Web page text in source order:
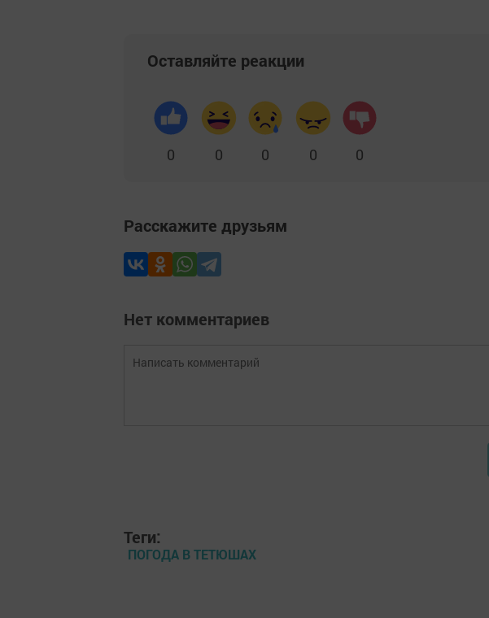
Оставляйте реакции
0 0 0 0 0
Расскажите друзьям
Нет комментариев
Теги:
ПОГОДА В ТЕТЮШАХ